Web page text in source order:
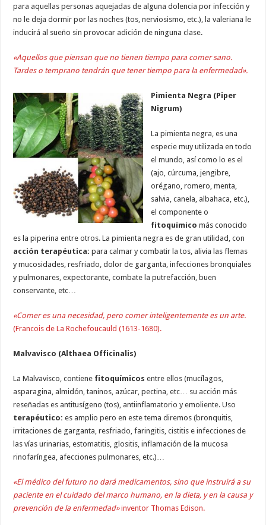
para aquellas personas aquejadas de alguna dolencia por infección y
no le deja dormir por las noches (tos, nerviosismo, etc.), la valeriana le
inducirá al sueño sin provocar adición de ninguna clase.
«Aquellos que piensan que no tienen tiempo para comer sano.
Tardes o temprano tendrán que tener tiempo para la enfermedad».
Pimienta Negra (Piper
Nigrum)
La pimienta negra, es una
especie muy utilizada en todo
el mundo, así como lo es el
(ajo, cúrcuma, jengibre,
orégano, romero, menta,
salvia, canela, albahaca, etc.),
el componente o
fitoquímico más conocido
es la piperina entre otros. La pimienta negra es de gran utilidad, con
acción terapéutica: para calmar y combatir la tos, alivia las flemas
y mucosidades, resfriado, dolor de garganta, infecciones bronquiales
y pulmonares, expectorante, combate la putrefacción, buen
conservante, etc…
«Comer es una necesidad, pero comer inteligentemente es un arte.
(Francois de La Rochefoucauld (1613-1680).
Malvavisco (Althaea Officinalis)
La Malvavisco, contiene fitoquímicos entre ellos (mucílagos,
asparagina, almidón, taninos, azúcar, pectina, etc… su acción más
reseñadas es antitusígeno (tos), antiinflamatorio y emoliente. Uso
terapéutico: es amplio pero en este tema diremos (bronquitis,
irritaciones de garganta, resfriado, faringitis, cistitis e infecciones de
las vías urinarias, estomatitis, glositis, inflamación de la mucosa
rinofaríngea, afecciones pulmonares, etc.)…
«El médico del futuro no dará medicamentos, sino que instruirá a su
paciente en el cuidado del marco humano, en la dieta, y en la causa y
prevención de la enfermedad»inventor Thomas Edison.